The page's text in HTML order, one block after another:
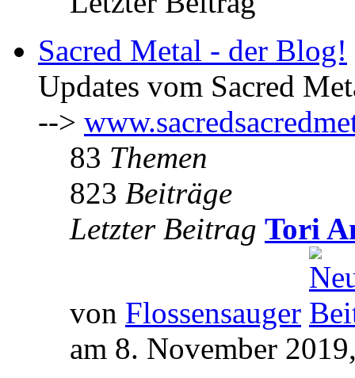
Sacred Metal - der Blog!
Updates vom Sacred
-->
83 Themen
823 Beiträge
Letzter Beitrag Tori
von Flossensauger
am 8. November